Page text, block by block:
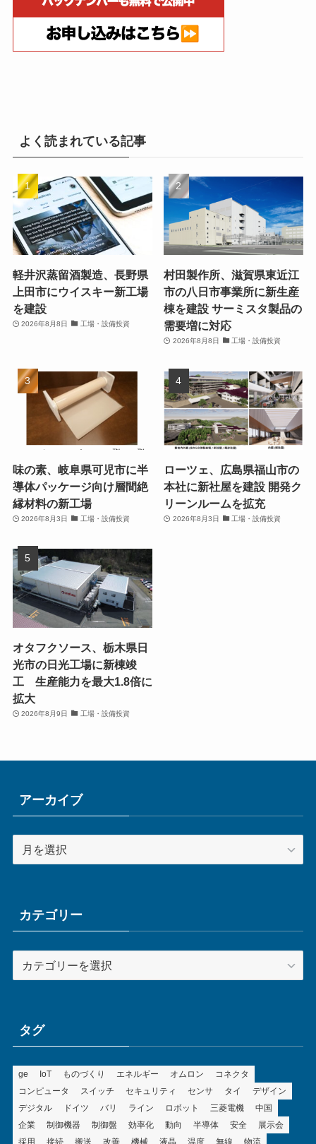
よく読まれている記事
軽井沢蒸留酒製造、長野県
上田市にウイスキー新工場
を建設
2026年8月8日 工場・設備投資
村田製作所、滋賀県東近江
市の八日市事業所に新生産
棟を建設 サーミスタ製品の
需要増に対応
2026年8月8日 工場・設備投資
味の素、岐阜県可児市に半
導体パッケージ向け層間絶
縁材料の新工場
2026年8月3日 工場・設備投資
ローツェ、広島県福山市の
本社に新社屋を建設 開発ク
リーンルームを拡充
2026年8月3日 工場・設備投資
オタフクソース、栃木県日
光市の日光工場に新棟竣
工 生産能力を最大1.8倍に
拡大
2026年8月9日 工場・設備投資
アーカイブ
ー
ブカテゴリー
テ
ータグ
ge IoT ものづくり エネルギー オムロン
コネクタ
コンピュータ
スイッチ セキュリティ センサ タイ
デザイン
デジタル
ドイツ バリ ライン ロボット 三菱電機
中国
企業
制御機器 制御盤 効率化 動向 半導体 安全
展示会
採用
接続 搬送 改善 機械 液晶 温度 無線 物流